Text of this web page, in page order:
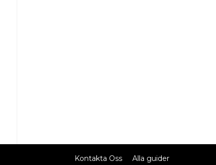
Kontakta Oss Alla guider